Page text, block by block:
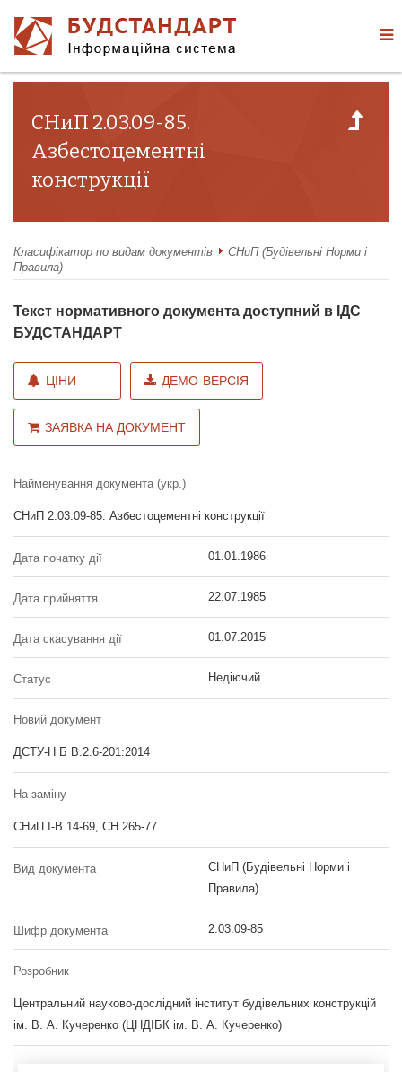
СНиП 2.03.09-85.
Азбестоцементні
конструкції
Класифікатор по видам документів
СНиП (Будівельні Норми і
Правила)
Текст нормативного документа доступний в ІДС
БУДСТАНДАРТ
ЦІНИ ДЕМО-ВЕРСІЯ
ЗАЯВКА НА ДОКУМЕНТ
Найменування документа (укр.)
СНиП 2.03.09-85. Азбестоцементні конструкції
Дата початку дії 01.01.1986
Дата прийняття 22.07.1985
Дата скасування дії 01.07.2015
Статус Недіючий
Новий документ
ДСТУ-Н Б В.2.6-201:2014
На заміну
СНиП І-В.14-69, СН 265-77
Вид документа
СНиП (Будівельні Норми і
Правила)
Шифр документа 2.03.09-85
Розробник
Центральний науково-дослідний інститут будівельних конструкцій
ім. В. А. Кучеренко (ЦНДІБК ім. В. А. Кучеренко)